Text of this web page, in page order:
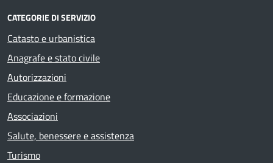
CATEGORIE DI SERVIZIO
Catasto e urbanistica
Anagrafe e stato civile
Autorizzazioni
Educazione e formazione
Associazioni
Salute, benessere e assistenza
Turismo